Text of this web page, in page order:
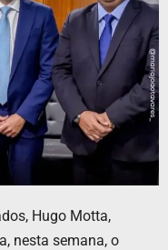
Hugo Motta,
nesta semana, o